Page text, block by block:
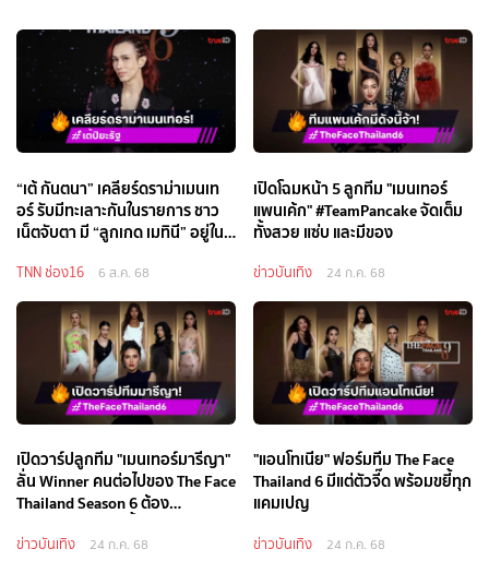
“เต้ กันตนา” เคลียร์ดราม่าเมนเท
อร์ รับมีทะเลาะกันในรายการ ชาว
เน็ตจับตา มี “ลูกเกด เมทินี” อยู่ในลิ
TNN ช่อง16 6 ส.ค. 68
เปิดโฉมหน้า 5 ลูกทีม "เมนเทอร์
แพนเค้ก" #TeamPancake จัดเต็ม
ทั้งสวย แซ่บ และมีของ
ข่าวบันเทิง 24 ก.ค. 68
เปิดวาร์ปลูกทีม "เมนเทอร์มารีญา"
ลั่น Winner คนต่อไปของ The Face
Thailand Season 6 ต้อง
ข่าวบันเทิง 24 ก.ค. 68
"แอนโทเนีย" ฟอร์มทีม The Face
Thailand 6 มีแต่ตัวจี๊ด พร้อมขยี้ทุก
แคมเปญ
ข่าวบันเทิง 24 ก.ค. 68